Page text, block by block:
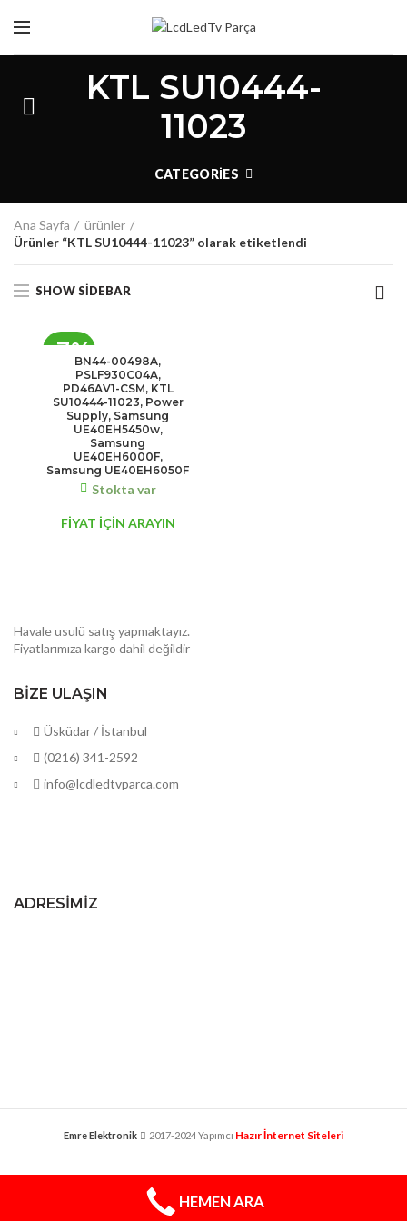
KTL SU10444-
11023
CATEGORIES
Ana Sayfa
ürünler
Ürünler “KTL SU10444-11023” olarak etiketlendi
SHOW SIDEBAR
-7%BN44-00498A,
PSLF930C04A,
PD46AV1-CSM, KTL
SU10444-11023, Power
Supply, Samsung
UE40EH5450w,
Samsung
UE40EH6000F,
Samsung UE40EH6050F
FİYAT İÇİN ARAYIN
Stokta var
Havale usulü satış yapmaktayız.
Fiyatlarımıza kargo dahil değildir
BIZE ULAŞIN
Üsküdar / İstanbul
(0216) 341-2592
info@lcdledtvparca.com
ADRESIMIZ
Emre Elektronik 2017-2024 Yapımcı Hazır İnternet Siteleri
HEMEN ARA